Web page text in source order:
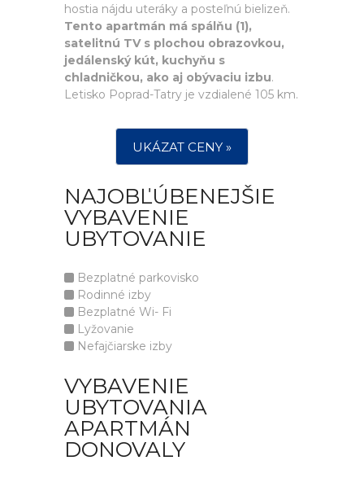
hostia nájdu uteráky a posteľnú bielizeň.
Tento apartmán má spálňu (1),
satelitnú TV s plochou obrazovkou,
jedálenský kút, kuchyňu s
chladničkou, ako aj obývaciu izbu.
Letisko Poprad-Tatry je vzdialené 105 km.
UKÁZAT CENY »
NAJOBĽÚBENEJŠIE
VYBAVENIE
UBYTOVANIE
Bezplatné parkovisko
Rodinné izby
Bezplatné Wi- Fi
Lyžovanie
Nefajčiarske izby
VYBAVENIE
UBYTOVANIA
APARTMÁN
DONOVALY